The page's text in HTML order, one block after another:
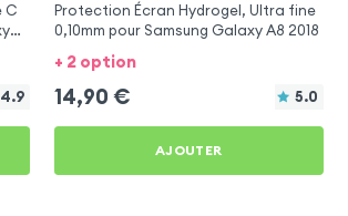
C
4.9
Protection Écran Hydrogel, Ultra fine
0,10mm pour Samsung Galaxy A8 2018
+ 2 option
14,90 € 5.0
AJOUTER